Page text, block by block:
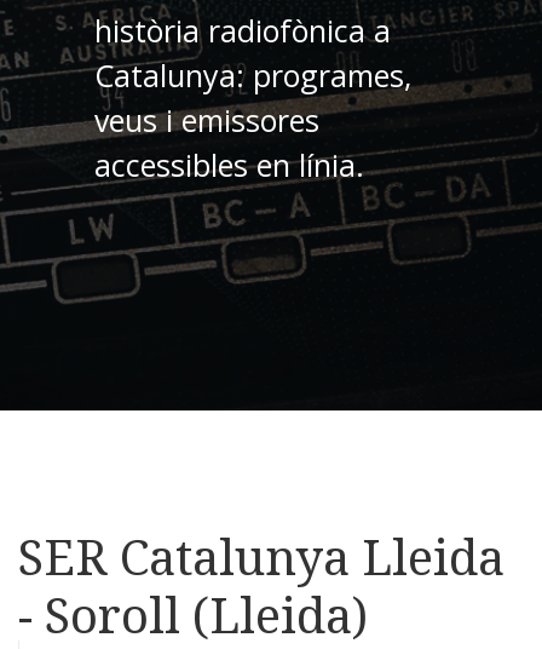
història radiofònica a
Catalunya: programes,
veus i emissores
accessibles en línia.
SER Catalunya Lleida
- Soroll (Lleida)